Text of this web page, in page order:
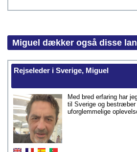
Miguel dækker også disse
Rejseleder i Sverige, Miguel
Med bred erfaring har
til Sverige og
uforglemmelige